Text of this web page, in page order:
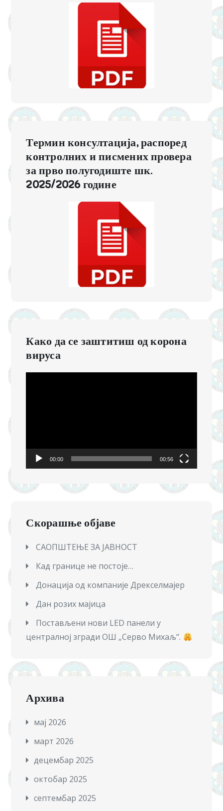
Термин консултација, распоред
контролних и писмених провера
за прво полугодиште шк.
2025/2026 године
Како да се заштитиш од корона
вируса
00:00 00:56
Скорашње објаве
САОПШТЕЊЕ ЗА ЈАВНОСТ
Кад границе не постоје…
Донација од компаније Дрекселмајер
Дан розих мајица
Постављени нови LED панели у
централној згради ОШ „Серво Михаљ“.
Архива
мај 2026
март 2026
децембар 2025
октобар 2025
септембар 2025